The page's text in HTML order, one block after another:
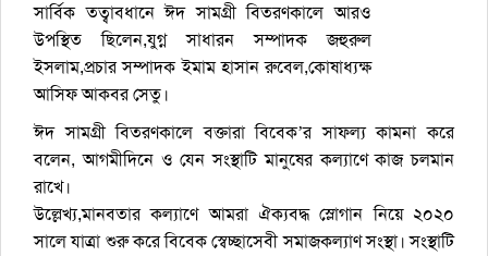
সার্বিক তত্বাবধানে ঈদ সামগ্রী বিতরণকালে আরও
উপস্থিত ছিলেন,যুগ্ন সাধারন সম্পাদক জহুরুল
ইসলাম,প্রচার সম্পাদক ইমাম হাসান রুবেল,কোষাধ্যক্ষ
আসিফ আকবর সেতু।
ঈদ সামগ্রী বিতরণকালে বক্তারা বিবেক’র সাফল্য কামনা করে
বলেন, আগমীদিনে ও যেন সংস্থাটি মানুষের কল্যাণে কাজ চলমান
রাখে।
উল্লেখ্য,মানবতার কল্যাণে আমরা ঐক্যবদ্ধ স্লোগান নিয়ে ২০২০
সালে যাত্রা শুরু করে বিবেক স্বেচ্ছাসেবী সমাজকল্যাণ সংস্থা। সংস্থাটি